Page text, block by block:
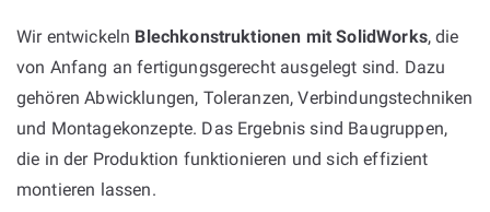
Wir entwickeln Blechkonstruktionen mit SolidWorks, die
von Anfang an fertigungsgerecht ausgelegt sind. Dazu
gehören Abwicklungen, Toleranzen, Verbindungstechniken
und Montagekonzepte. Das Ergebnis sind Baugruppen,
die in der Produktion funktionieren und sich effizient
montieren lassen.